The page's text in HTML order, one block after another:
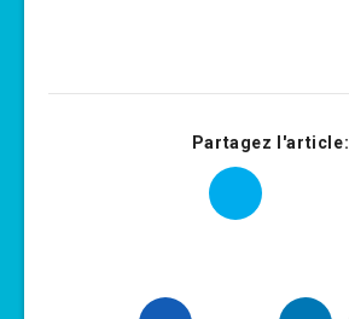
Partagez l'article: